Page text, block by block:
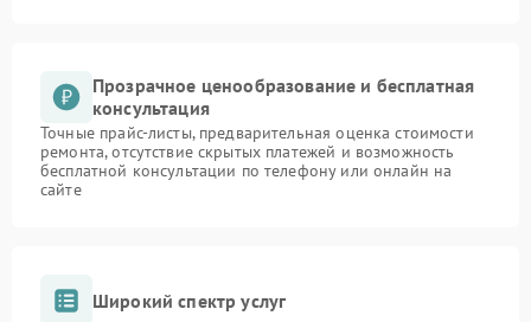
Прозрачное ценообразование и бесплатная
консультация
Точные прайс-листы, предварительная оценка стоимости
ремонта, отсутствие скрытых платежей и возможность
бесплатной консультации по телефону или онлайн на
сайте
Широкий спектр услуг